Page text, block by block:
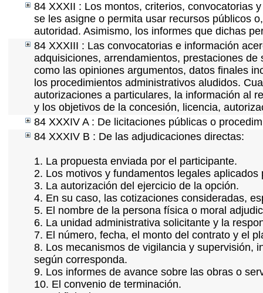
84 XXXII : Los montos, criterios, convocatorias
se les asigne o permita usar recursos públicos
autoridad. Asimismo, los informes que dichas
84 XXXIII : Las convocatorias e información
adquisiciones, arrendamientos, prestaciones
como las opiniones argumentos, datos finales
los procedimientos administrativos aludidos.
autorizaciones a particulares, la información al
y los objetivos de la concesión, licencia,
84 XXXIV A : De licitaciones públicas o
84 XXXIV B : De las adjudicaciones directas:
1. La propuesta enviada por el participante.
2. Los motivos y fundamentos legales aplicados
3. La autorización del ejercicio de la opción.
4. En su caso, las cotizaciones consideradas,
5. El nombre de la persona física o moral
6. La unidad administrativa solicitante y la
7. El número, fecha, el monto del contrato y el
8. Los mecanismos de vigilancia y supervisión,
según corresponda.
9. Los informes de avance sobre las obras o
10. El convenio de terminación.